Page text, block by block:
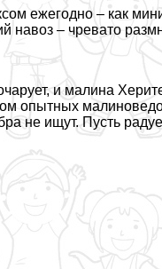
ежегодно – как
навоз – чревато
и малина
опытных
не ищут. Пусть